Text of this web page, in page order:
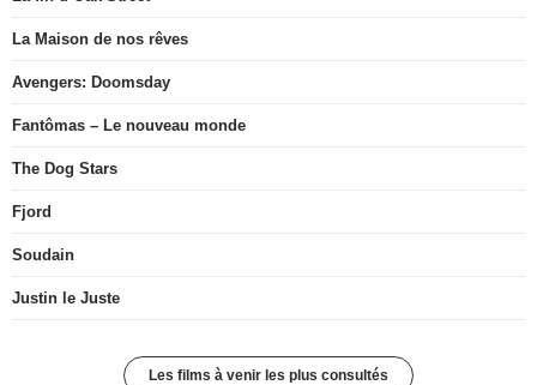
La Maison de nos rêves
Avengers: Doomsday
Fantômas – Le nouveau monde
The Dog Stars
Fjord
Soudain
Justin le Juste
Les films à venir les plus consultés